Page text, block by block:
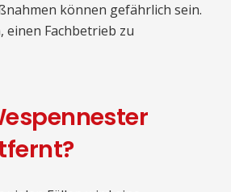
können gefährlich sein.
einen Fachbetrieb zu